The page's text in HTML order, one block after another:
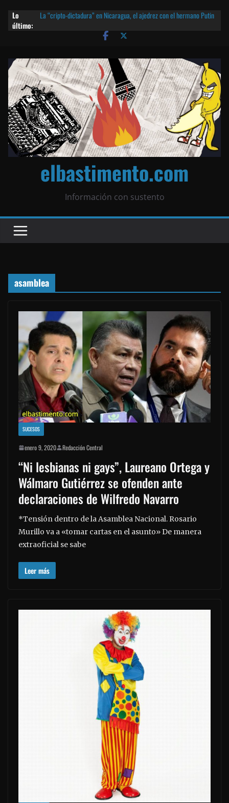
Lo
último:
La “cripto-dictadura” en Nicaragua, el ajedrez con el hermano Putin
Agarrá tu POLLO FRITO, vamos a la dictadura ETERNA | ¡O lo que
¡El partido único! Nicaragua, la Corea del Norte con queso frito y el
Batman de Matagalpa
Las mentiras del Cardenal Leopoldo Brenes con el Papa
¿Piratas de El Carmen en la India? El barco fantasma de Nicaragua |
¡O lo que queda!
elbastimento.com
Información con sustento
asamblea
SUCESOS
enero 9, 2020 Redacción Central
“Ni lesbianas ni gays”, Laureano Ortega y
Wálmaro Gutiérrez se ofenden ante
declaraciones de Wilfredo Navarro
*Tensión dentro de la Asamblea Nacional. Rosario
Murillo va a «tomar cartas en el asunto» De manera
extraoficial se sabe
Leer más